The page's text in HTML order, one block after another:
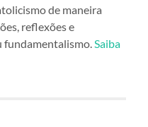
de maneira
reflexões e
fundamentalismo. Saiba